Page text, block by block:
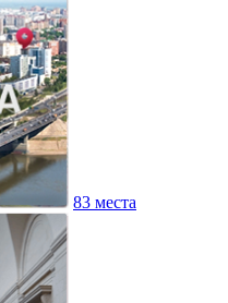
83 места